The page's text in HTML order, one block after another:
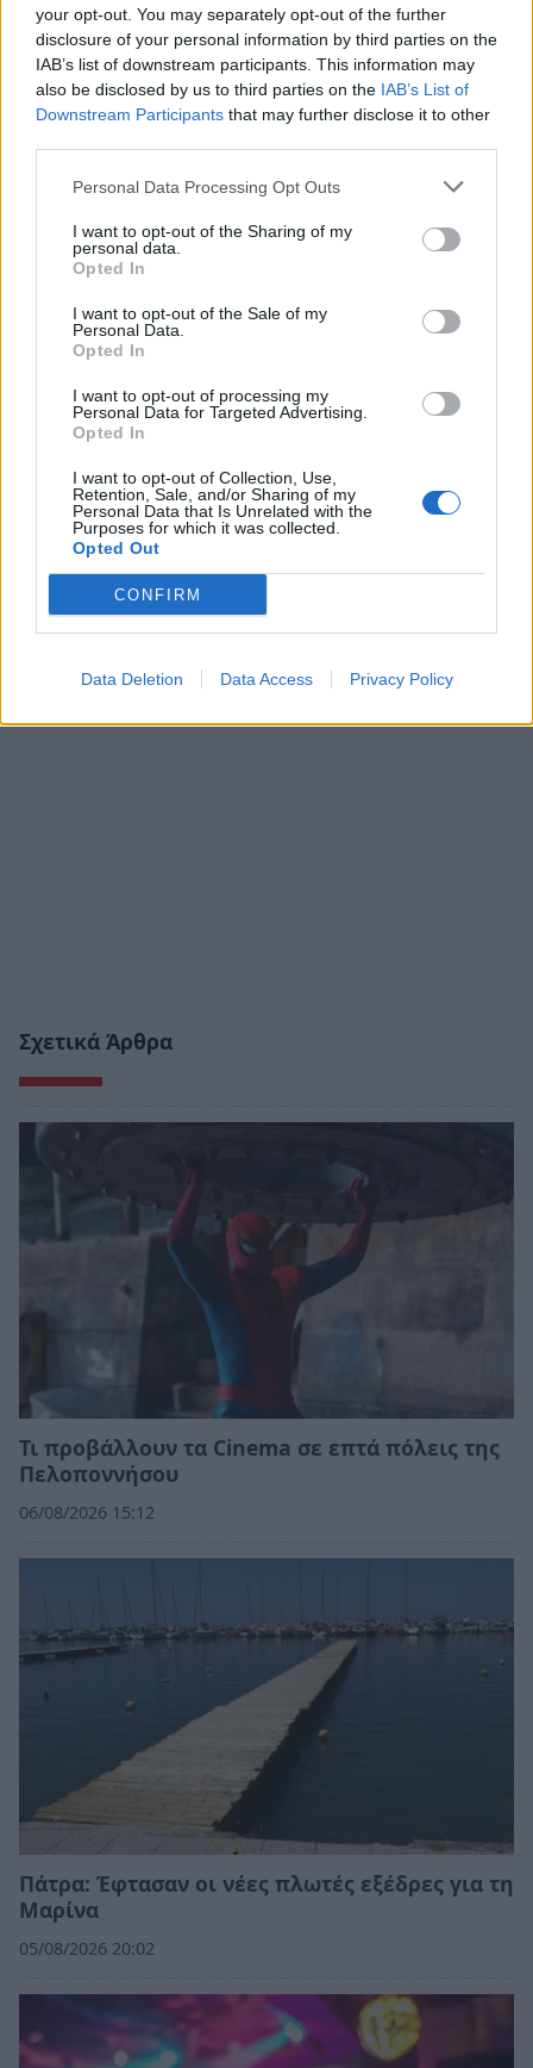
your opt-out. You may separately opt-out of the further
disclosure of your personal information by third parties on the
IAB’s list of downstream participants. This information may
also be disclosed by us to third parties on the IAB’s List of
Downstream Participants that may further disclose it to other
Personal Data Processing Opt Outs
I want to opt-out of the Sharing of my
personal data.
Opted In
I want to opt-out of the Sale of my
Personal Data.
Opted In
I want to opt-out of processing my
Personal Data for Targeted Advertising.
Opted In
I want to opt-out of Collection, Use,
Retention, Sale, and/or Sharing of my
Personal Data that Is Unrelated with the
Purposes for which it was collected.
Opted Out
CONFIRM
Data Deletion Data Access Privacy Policy
TAGS: ΡΟΥΛΑ ΠΙΣΠΙΡΙΓΚΟΥ ΠΑΤΡΑ
ΦΥΛΑΚΗ
ΘΑΝΑΤΟΣ ΤΡΙΩΝ ΚΟΡΙΤΣΙΩΝ
ΑΛΕΞΗΣ ΚΟΥΓΙΑΣ
ΔΙΚΑΙΟΣΥΝΗ
Σχετικά Άρθρα
Τι προβάλλουν τα Cinema σε επτά πόλεις της
Πελοποννήσου
06/08/2026 15:12
Πάτρα: Έφτασαν οι νέες πλωτές εξέδρες για τη
Μαρίνα
05/08/2026 20:02